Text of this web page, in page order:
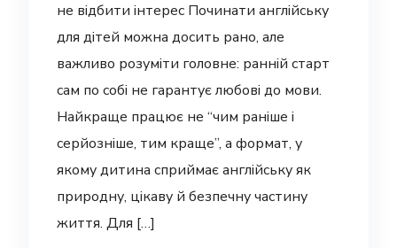
не відбити інтерес Починати англійську
для дітей можна досить рано, але
важливо розуміти головне: ранній старт
сам по собі не гарантує любові до мови.
Найкраще працює не “чим раніше і
серйозніше, тим краще”, а формат, у
якому дитина сприймає англійську як
природну, цікаву й безпечну частину
життя. Для […]